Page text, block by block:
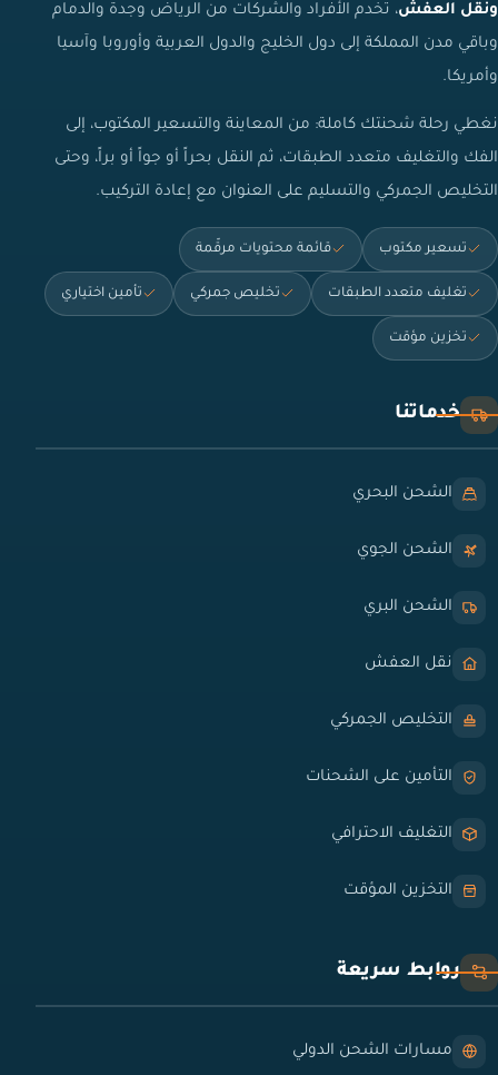
ونقل العفش، تخدم الأفراد والشركات من الرياض وجدة والدمام
وباقي مدن المملكة إلى دول الخليج والدول العربية وأوروبا وآسيا
وأمريكا.
نغطي رحلة شحنتك كاملة: من المعاينة والتسعير المكتوب، إلى
الفك والتغليف متعدد الطبقات، ثم النقل بحراً أو جواً أو براً، وحتى
التخليص الجمركي والتسليم على العنوان مع إعادة التركيب.
تسعير مكتوب قائمة محتويات مرقّمة
تغليف متعدد الطبقات تخليص جمركي تأمين اختياري
تخزين مؤقت
خدماتنا
الشحن البحري
الشحن الجوي
الشحن البري
نقل العفش
التخليص الجمركي
التأمين على الشحنات
التغليف الاحترافي
التخزين المؤقت
روابط سريعة
مسارات الشحن الدولي